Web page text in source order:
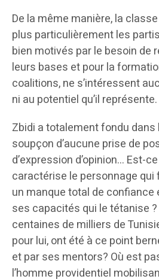
De la même manière, la
plus particulièrement les
bien motivés par le besoin de
leurs bases et pour la
coalitions, ne s’intéressent
ni au potentiel qu’il représente.
Zbidi a totalement fondu dans
soupçon d’aucune prise de
d’expression d’opinion… Est-
caractérise le personnage
un manque total de confiance
ses capacités qui le tétanise
centaines de milliers de
pour lui, ont été à ce point
et par ses mentors? Où est
l’homme providentiel